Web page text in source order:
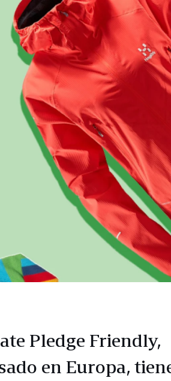
Pledge Friendly,
en Europa,